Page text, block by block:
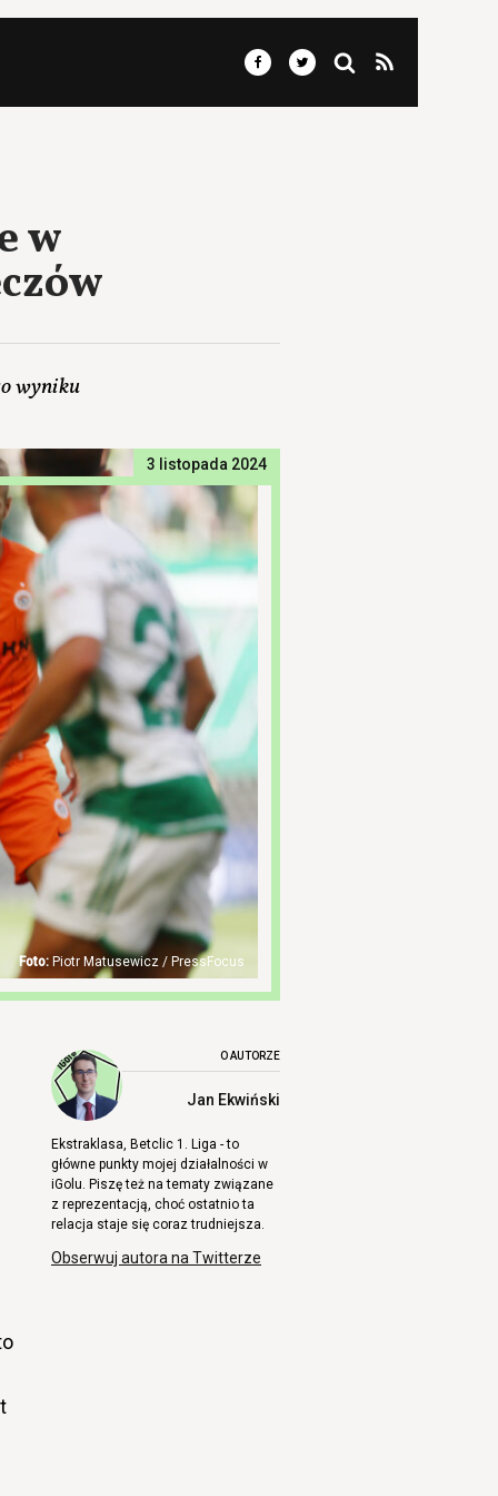
w
wyniku
3 listopada 2024
Piotr Matusewicz / PressFocus
O AUTORZE
Jan Ekwiński
Ekstraklasa, Betclic 1. Liga - to
główne punkty mojej działalności w
iGolu. Piszę też na tematy związane
z reprezentacją, choć ostatnio ta
relacja staje się coraz trudniejsza.
Obserwuj autora na Twitterze